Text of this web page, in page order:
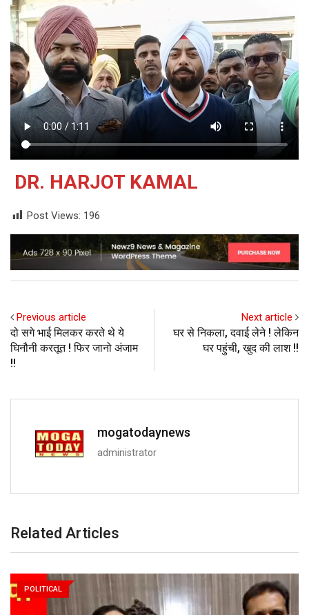
DR. HARJOT KAMAL
Post Views: 196
Previous article
दो सगे भाई मिलकर करते थे ये
घिनौनी करतूत ! फिर जानो अंजाम
!!
Next article
घर से निकला, दवाई लेने ! लेकिन
घर पहुंची, खुद की लाश !!
mogatodaynews
administrator
Related Articles
POLITICAL